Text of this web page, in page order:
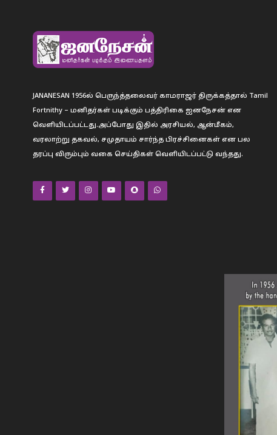
JANANESAN 1956ல் பெருந்த்தலைவர் காமராஜர் திருக்கத்தால் Tamil
Fortnithy – மனிதர்கள் படிக்கும் பத்திரிகை ஐனநேசன் என
வெளியிடப்பட்டது.அப்போது இதில் அரசியல், ஆன்மீகம்,
வரலாற்று தகவல், சமுதாயம் சார்ந்த பிரச்சினைகள் என பல
தரப்பு விரும்பும் வகை செய்திகள் வெளியிடப்பட்டு வந்தது.